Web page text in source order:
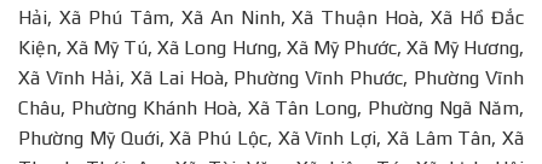
Hải, Xã Phú Tâm, Xã An Ninh, Xã Thuận Hoà, Xã Hồ Đắc
Kiện, Xã Mỹ Tú, Xã Long Hưng, Xã Mỹ Phước, Xã Mỹ Hương,
Xã Vĩnh Hải, Xã Lai Hoà, Phường Vĩnh Phước, Phường Vĩnh
Châu, Phường Khánh Hoà, Xã Tân Long, Phường Ngã Năm,
Phường Mỹ Quới, Xã Phú Lộc, Xã Vĩnh Lợi, Xã Lâm Tân, Xã